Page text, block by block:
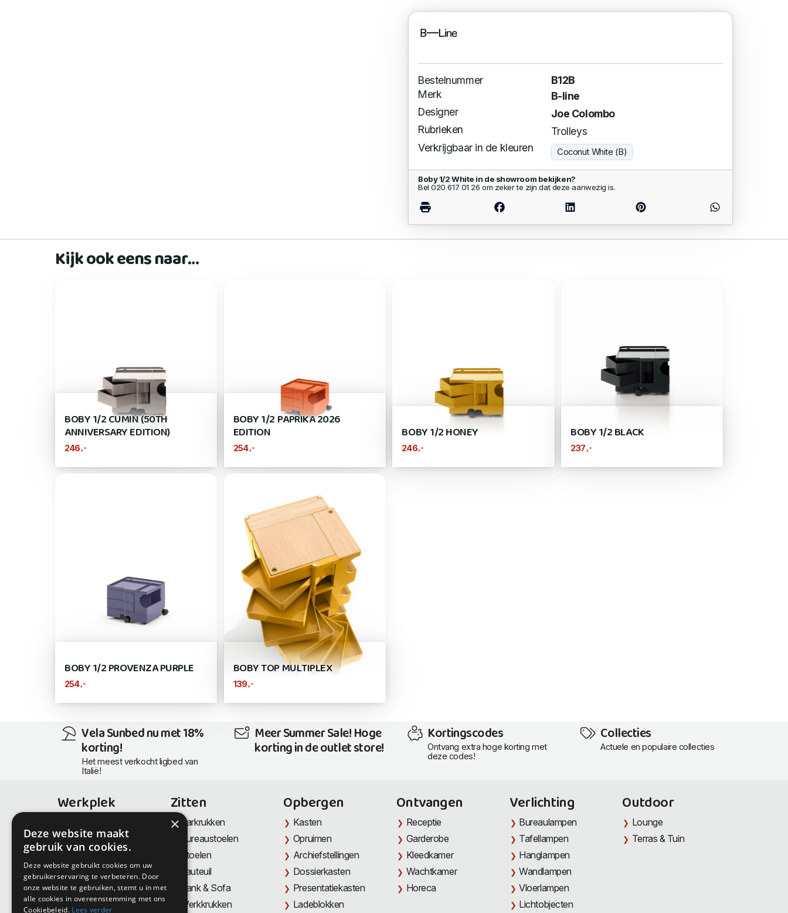
Bestelnummer
B12B
Merk
B-line
Designer
Joe Colombo
Rubrieken
Trolleys
Verkrijgbaar in de kleuren
Coconut White (B)
Boby 1/2 White in de showroom bekijken?
Bel 020 617 01 26 om zeker te zijn dat deze aanwezig is.
Kijk ook eens naar…
BOBY 1/2 CUMIN (50TH
ANNIVERSARY EDITION)
246 ,-
BOBY 1/2 PAPRIKA 2026
EDITION
254 ,-
BOBY 1/2 HONEY
246 ,-
BOBY 1/2 BLACK
237 ,-
BOBY 1/2 PROVENZA PURPLE
254 ,-
BOBY TOP MULTIPLEX
139 ,-
Vela Sunbed nu met 18%
korting!
Het meest verkocht ligbed van
Italië!
Meer Summer Sale! Hoge
korting in de outlet store!
Kortingscodes
Ontvang extra hoge korting met
deze codes!
Collecties
Actuele en populaire collecties
Werkplek
Thuiswerkplek
Zit-Sta bureaus
Directiemeubilair
Akoestiek & Privacy
Tafels
Zitten
Barkrukken
Bureaustoelen
Stoelen
Fauteuil
Bank & Sofa
Werkkrukken
Opbergen
Kasten
Opruimen
Archiefstellingen
Dossierkasten
Presentatiekasten
Ladeblokken
Ontvangen
Receptie
Garderobe
Kleedkamer
Wachtkamer
Horeca
Verlichting
Bureaulampen
Tafellampen
Hanglampen
Wandlampen
Vloerlampen
Lichtobjecten
Outdoor
Lounge
Terras & Tuin
×
Deze website maakt
gebruik van cookies.
Deze website gebruikt cookies om uw
gebruikerservaring te verbeteren. Door
onze website te gebruiken, stemt u in met
alle cookies in overeenstemming met ons
Cookiebeleid. Lees verder